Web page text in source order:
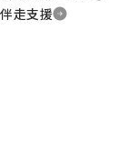
伴走支援